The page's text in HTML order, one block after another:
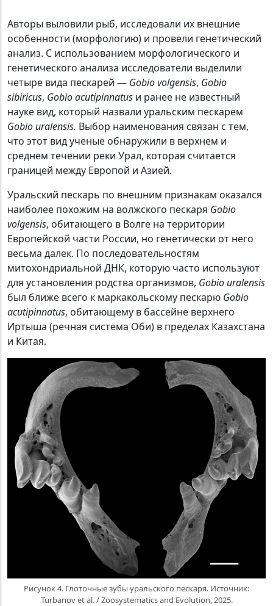
Авторы выловили рыб, исследовали их внешние
особенности (морфологию) и провели генетический
анализ. С использованием морфологического и
генетического анализа исследователи выделили
четыре вида пескарей — Gobio volgensis, Gobio
sibiricus, Gobio acutipinnatus и ранее не известный
науке вид, который назвали уральским пескарем
Gobio uralensis. Выбор наименования связан с тем,
что этот вид ученые обнаружили в верхнем и
среднем течении реки Урал, которая считается
границей между Европой и Азией.
Уральский пескарь по внешним признакам оказался
наиболее похожим на волжского пескаря Gobio
volgensis, обитающего в Волге на территории
Европейской части России, но генетически от него
весьма далек. По последовательностям
митохондриальной ДНК, которую часто используют
для установления родства организмов, Gobio uralensis
был ближе всего к маркакольскому пескарю Gobio
acutipinnatus, обитающему в бассейне верхнего
Иртыша (речная система Оби) в пределах Казахстана
и Китая.
Рисунок 4. Глоточные зубы уральского пескаря. Источник:
Turbanov et al. / Zoosystematics and Evolution, 2025.